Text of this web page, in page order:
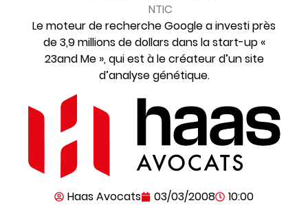
NTIC
Le moteur de recherche Google a investi près
de 3,9 millions de dollars dans la start-up «
23and Me », qui est à le créateur d’un site
d’analyse génétique.
Haas Avocats 03/03/2008
10:00